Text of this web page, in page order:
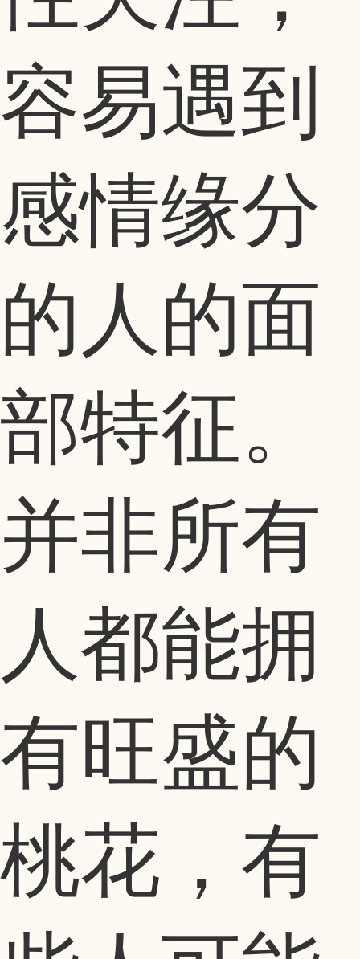
容易遇到
感情缘分
的人的面
部特征。
并非所有
人都能拥
有旺盛的
桃花，有